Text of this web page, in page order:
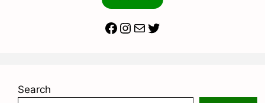
Facebook
Instagram
MailTwitter
Search